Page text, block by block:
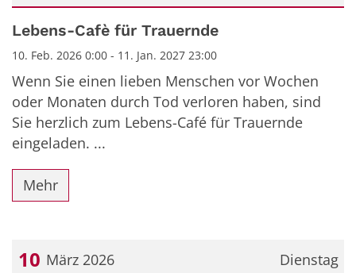
Datum: 10. Februar 2026
Lebens-Cafè für Trauernde
10. Feb. 2026 0:00 - 11. Jan. 2027 23:00
Wenn Sie einen lieben Menschen vor Wochen
oder Monaten durch Tod verloren haben, sind
Sie herzlich zum Lebens-Café für Trauernde
eingeladen. ...
Mehr
Dienstag
10 März 2026